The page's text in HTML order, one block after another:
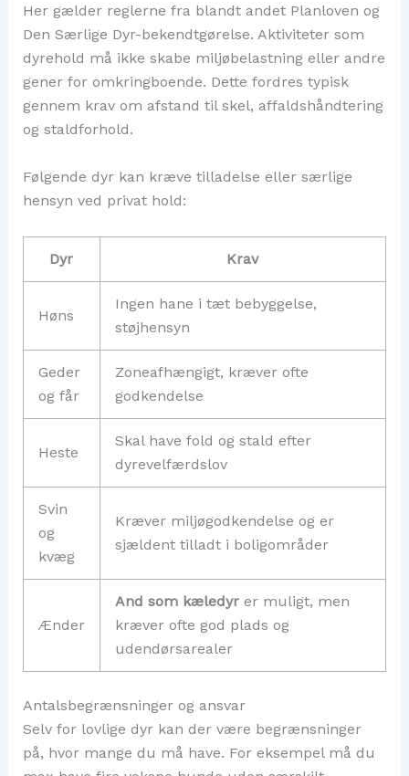
Her gælder reglerne fra blandt andet Planloven og
Den Særlige Dyr-bekendtgørelse. Aktiviteter som
dyrehold må ikke skabe miljøbelastning eller andre
gener for omkringboende. Dette fordres typisk
gennem krav om afstand til skel, affaldshåndtering
og staldforhold.
Følgende dyr kan kræve tilladelse eller særlige
hensyn ved privat hold:
Dyr Krav
Høns
Ingen hane i tæt bebyggelse,
støjhensyn
Geder
og får
Zoneafhængigt, kræver ofte
godkendelse
Heste
Skal have fold og stald efter
dyrevelfærdslov
Svin
og
kvæg
Kræver miljøgodkendelse og er
sjældent tilladt i boligområder
Ænder
And som kæledyrer muligt, men
kræver ofte god plads og
udendørsarealer
Antalsbegrænsninger og ansvar
Selv for lovlige dyr kan der være begrænsninger
på, hvor mange du må have. For eksempel må du